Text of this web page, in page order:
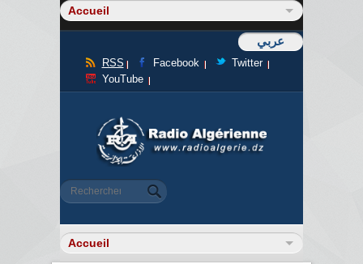
عربي
RSS Facebook
Twitter
YouTube
Formulaire de recherche
Rechercher